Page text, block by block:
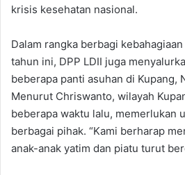
krisis kesehatan nasional.
Dalam rangka berbagi
tahun ini, DPP LDII juga
beberapa panti asuhan di Kupang,
Menurut Chriswanto, wilayah
beberapa waktu lalu, memerlukan
berbagai pihak. “Kami berharap
anak-anak yatim dan piatu turut